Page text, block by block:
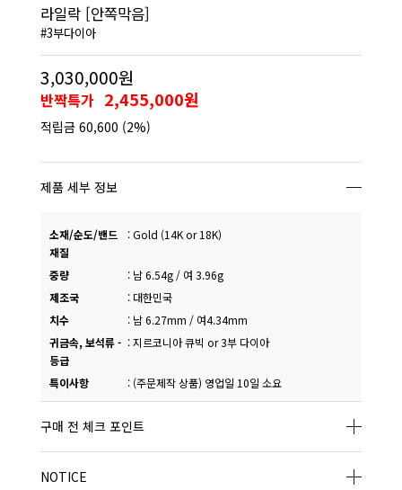
라일락 [안쪽막음]
#3부다이아
3,030,000원
반짝특가 2,455,000원
적립금 60,600 (2%)
제품 세부 정보
소재/순도/밴드
재질
:Gold (14K or 18K)
중량 : 남 6.54g / 여 3.96g
제조국
: 대한민국
치수
: 남 6.27mm / 여4.34mm
귀금속, 보석류 -
등급
:지르코니아 큐빅 or 3부 다이아
특이사항 : (주문제작 상품) 영업일 10일 소요
구매 전 체크 포인트
NOTICE